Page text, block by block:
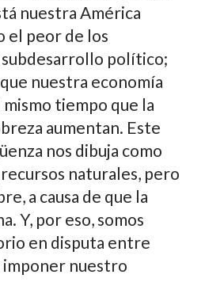
nuestra América
el peor de los
político;
nuestra economía
tiempo que la
aumentan. Este
nos dibuja como
naturales, pero
a causa de que la
Y, por eso, somos
en disputa entre
nuestro